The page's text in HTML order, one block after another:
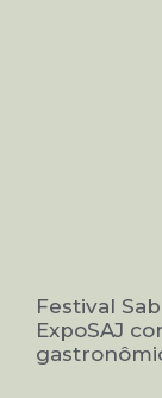
Festival
ExpoSAJ